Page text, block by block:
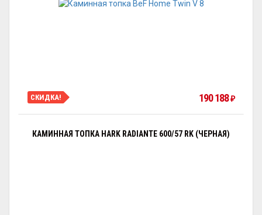
СКИДКА! 190 188₽
КАМИННАЯ ТОПКА HARK RADIANTE 600/57 RK (ЧЕРНАЯ)